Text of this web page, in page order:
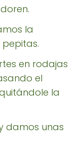
la
en rodajas
el
la
damos unas